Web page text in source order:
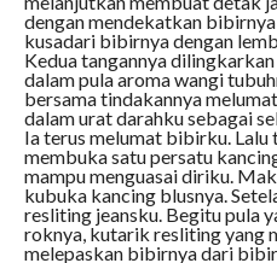
dengan mendekatkan
kusadari bibirnya dengan
Kedua tangannya
dalam pula aroma wangi
bersama tindakannya
dalam urat darahku sebagai
Ia terus melumat bibirku. Lalu
membuka satu persatu
mampu menguasai diriku.
kubuka kancing blusnya.
resliting jeansku. Begitu pula
roknya, kutarik resliting yang
melepaskan bibirnya dari